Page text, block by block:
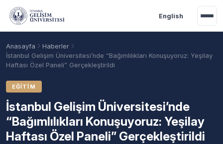
Ana içeriğe geç
English
Anasayfa
Haberler
İstanbul Gelişim Üniversitesi’nde “Bağımlılıkları Konuşuyoruz: Yeşilay
Haftası Özel Paneli” Gerçekleştirildi
EĞITIM
İstanbul Gelişim Üniversitesi’nde
“Bağımlılıkları Konuşuyoruz: Yeşilay
Haftası Özel Paneli” Gerçekleştirildi